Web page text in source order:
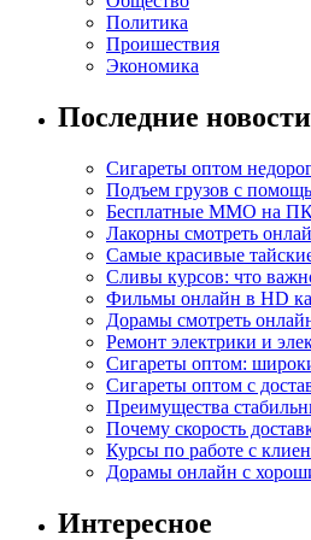
Политика
Проишествия
Экономика
Последние новости
Сигареты оптом
Подъем грузов с
Бесплатные MMO на ПК
Лакорны смотреть
Самые красивые
Сливы курсов: что
Фильмы онлайн в HD
Дорамы смотреть
Ремонт электрики и
Сигареты оптом:
Сигареты оптом с
Преимущества
Почему скорость
Курсы по работе с
Дорамы онлайн с
Интересное